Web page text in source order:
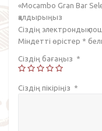
«Mocambo Gran Bar
қалдырыңыз
Сіздің электрондық
Міндетті өрістер *
Сіздің бағаңыз *
Сіздің пікіріңіз *